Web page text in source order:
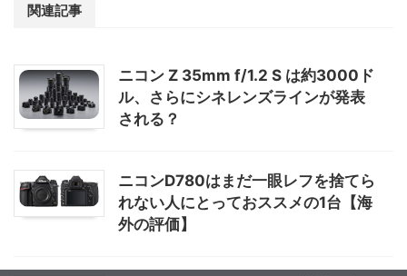
関連記事
ニコン Z 35mm f/1.2 S は約3000ド
ル、さらにシネレンズラインが発表
される？
ニコンD780はまだ一眼レフを捨てら
れない人にとっておススメの1台【海
外の評価】